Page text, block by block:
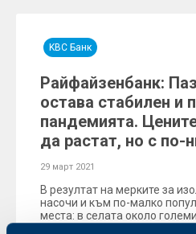
KBC Банк
Райфайзенбанк:
остава стабилен и
пандемията.
да растат, но с по-
29 март 2021
В резултат на мерките за
насочи и към по-малко
места: в селата около